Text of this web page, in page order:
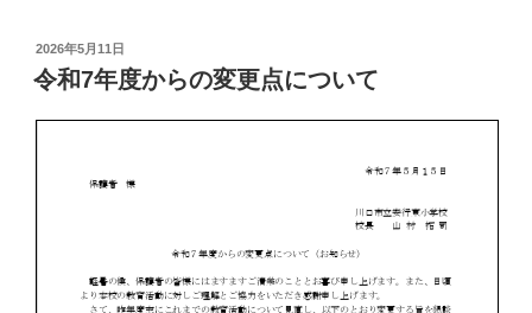
投
稿
日:
2026年5月11日
令和7年度からの変更点について